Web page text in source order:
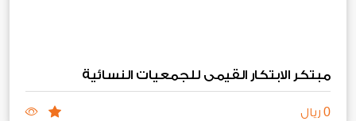
مبتكر الابتكار القيمي للجمعيات النسائية
0 ريال